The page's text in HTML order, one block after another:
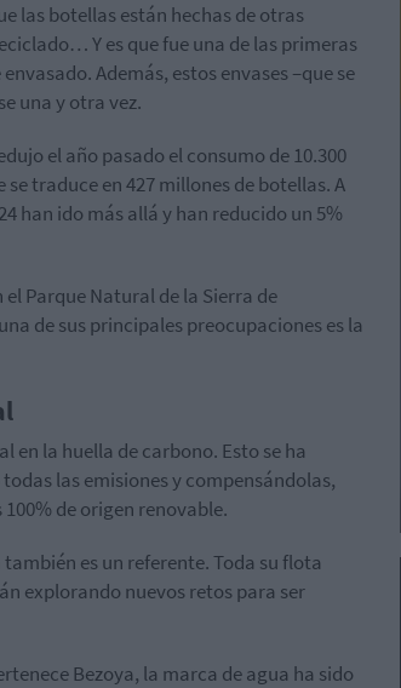
las botellas están hechas de otras
Y es que fue una de las primeras
Además, estos envases –que se
una y otra vez.
el año pasado el consumo de 10.300
traduce en 427 millones de botellas. A
han ido más allá y han reducido un 5%
Parque Natural de la Sierra de
de sus principales preocupaciones es la
en la huella de carbono. Esto se ha
las emisiones y compensándolas,
de origen renovable.
es un referente. Toda su flota
explorando nuevos retos para ser
Bezoya, la marca de agua ha sido